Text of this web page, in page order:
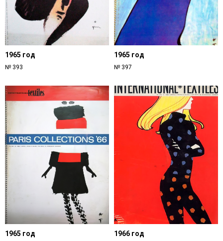
1965 год
№ 393
1965 год
№ 397
1965 год 1966 год